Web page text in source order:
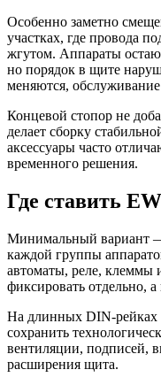
Особенно заметно
участках, где провода
жгутом. Аппараты
но порядок в щите
меняются,
Концевой стопор не
делает сборку
аксессуары часто
временного решения.
Где ставить
Минимальный вариант
каждой группы
автоматы, реле, клеммы
фиксировать отдельно,
На длинных DIN-рейках
сохранить
вентиляции, подписей,
расширения щита.